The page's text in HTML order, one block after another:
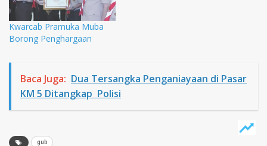
Kwarcab Pramuka Muba
Borong Penghargaan
Baca Juga: Dua Tersangka Penganiayaan di Pasar
KM 5 Ditangkap Polisi
gub